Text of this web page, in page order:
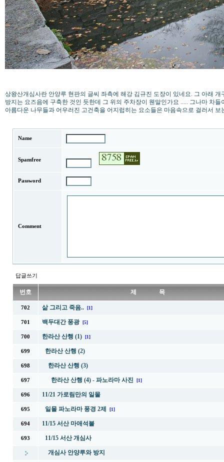
상왕산개심사란 안양루 현판의 글씨 좌측에 해강 김규진 도장이 있네요. 그 아래
방지는 요즈음에 구축한 것인 듯한데 그 위의 주차장이 웬말인가요 ..... 그나마 차
아름다운 나무들과 어우러진 고건축을 어지럽히는 요소들은 마음속으로 걸러서 보
Name
Spamfree
Password
Comment
답글쓰기
번호 제 목
702 삶 그리고 죽음.. [1]
701 백두대간 풍광 [5]
700 한라산 산행 (1) [1]
699 한라산 산행 (2)
698 한라산 산행 (3)
697 한라산 산행 (4) - 파노라마 사진 [1]
696 11/21 가로림만의 일몰
695 일몰 파노라마 풍경 2제 [1]
694 11/15 서산 마애석불
693 11/15 서산 개심사
개심사 안양루와 방지